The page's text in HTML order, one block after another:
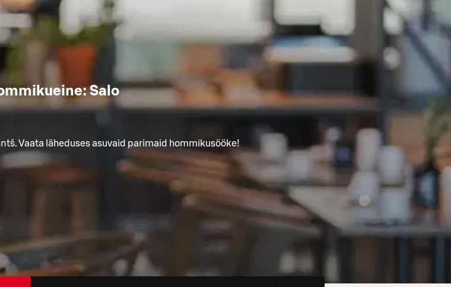
Salo
Vaata läheduses asuvaid parimaid hommikusööke!